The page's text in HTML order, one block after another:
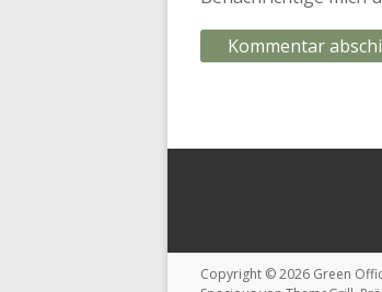
Copyright © 2026 Green